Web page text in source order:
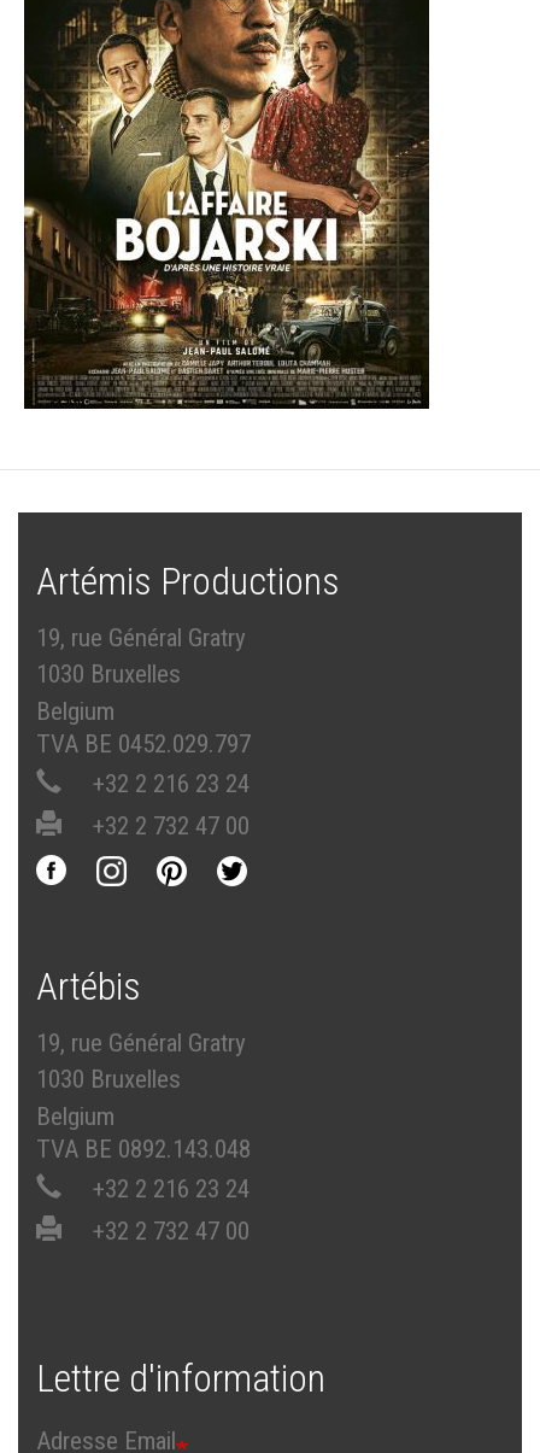
Artémis Productions
19, rue Général Gratry
1030 Bruxelles
Belgium
TVA BE 0452.029.797
+32 2 216 23 24
+32 2 732 47 00
Artébis
19, rue Général Gratry
1030 Bruxelles
Belgium
TVA BE 0892.143.048
+32 2 216 23 24
+32 2 732 47 00
Lettre d'information
Adresse Email